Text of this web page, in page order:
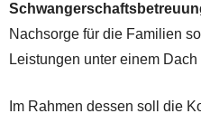
Nachsorge für die Familien
Leistungen unter einem
Im Rahmen dessen soll die